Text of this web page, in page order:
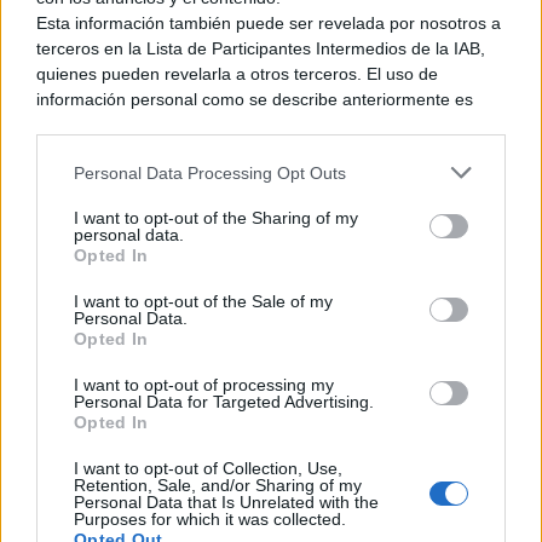
Esta información también puede ser revelada por nosotros a
terceros en la Lista de Participantes Intermedios de la IAB,
quienes pueden revelarla a otros terceros. El uso de
información personal como se describe anteriormente es
generamos contenido relevante para nuestra audiencia.
recopilación y uso de datos en nuestra Política de
Privacidad.
terceros por nuestra parte, utilice la siguiente opción de
exclusión y confirme su selección. Tenga en cuenta que
después de que se procese su solicitud de exclusión, es
posible que continúe viendo anuncios basados en intereses
basados en la información personal utilizada por nosotros o
en información personal divulgada a terceros antes de su
Puede optar por no participar en la divulgación adicional de
su información personal por parte de terceros en la Lista de
participantes intermedios de la IAB.
Personal Data Processing Opt Outs
I want to opt-out of the Sharing of my
personal data.
Opted In
I want to opt-out of the Sale of my
Personal Data.
Opted In
I want to opt-out of processing my
Personal Data for Targeted Advertising.
Opted In
I want to opt-out of Collection, Use,
Retention, Sale, and/or Sharing of my
Personal Data that Is Unrelated with the
Purposes for which it was collected.
confirmando que recibirá hoy una versión nativa para
Nintendo Switch 2 ypodremos dar el salto sin pagar el
juego completo otra vez. En cualquier caso, yo estoy feliz de
haber podido escribir esta noticia y podéis contar con que os
mantendré al loro de lo que vaya saliendo de aquí al 2027.
SGF26 – Godzilla: Destroy All Monsters
7 junio, 2026 10:34